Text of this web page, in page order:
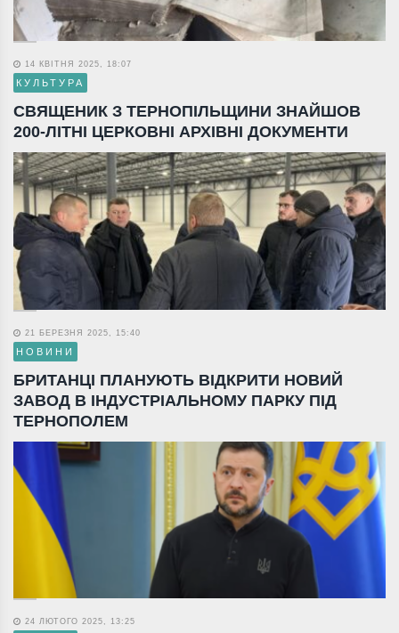
14 КВІТНЯ 2025, 18:07
КУЛЬТУРА
СВЯЩЕНИК З ТЕРНОПІЛЬЩИНИ ЗНАЙШОВ
200-ЛІТНІ ЦЕРКОВНІ АРХІВНІ ДОКУМЕНТИ
21 БЕРЕЗНЯ 2025, 15:40
НОВИНИ
БРИТАНЦІ ПЛАНУЮТЬ ВІДКРИТИ НОВИЙ
ЗАВОД В ІНДУСТРІАЛЬНОМУ ПАРКУ ПІД
ТЕРНОПОЛЕМ
24 ЛЮТОГО 2025, 13:25